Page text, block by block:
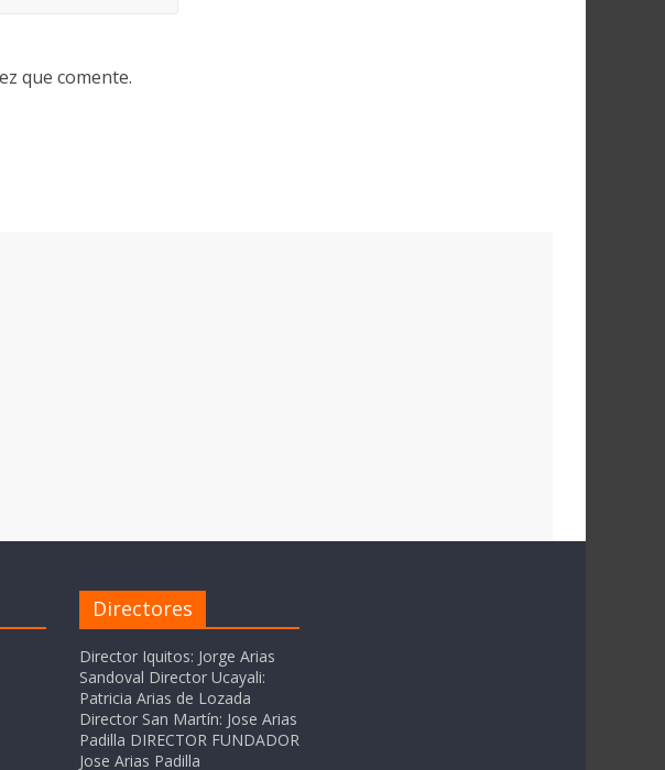
que comente.
Directores
Director Iquitos: Jorge Arias
Sandoval Director Ucayali:
Patricia Arias de Lozada
Director San Martín: Jose Arias
Padilla DIRECTOR FUNDADOR
Jose Arias Padilla